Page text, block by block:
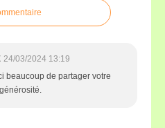
24/03/2024 13:19
beaucoup de partager votre